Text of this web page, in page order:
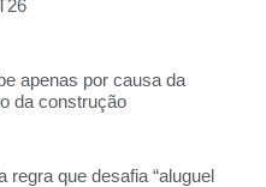
apenas por causa da
da construção
que desafia “aluguel